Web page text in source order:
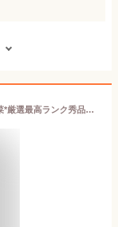
当店おすすめ！【とろとろのほんまもん京野菜*厳選最高ランク秀品】賀茂茄子かもなす*京都府産*L〜2Lサイズ*1ケース( 12〜15玉入り) *約3.8kg*京野菜ギフトにもおすすめ！*京都お取り寄せ*旬の食材*御中元*お中元*進物*贈答*※画像は15個入りLサイズの参考写真です※